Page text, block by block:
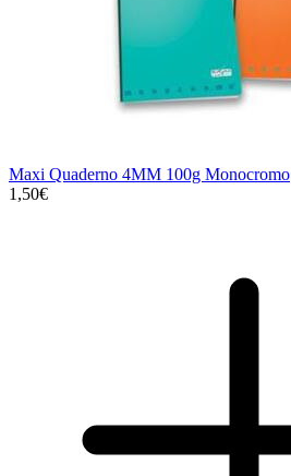
Maxi Quaderno 4MM 100g Monocromo
1,50€